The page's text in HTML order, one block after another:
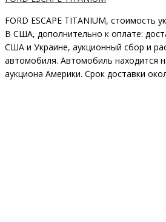
FORD ESCAPE TITANIUM, стоимость
В США, дополнительно к оплате:
США и Украине, аукционный сбор и
автомобиля. Автомобиль находится
аукциона Америки. Срок доставки